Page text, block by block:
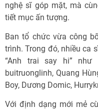
nghệ sĩ góp mặt, mà
tiết mục ấn tượng.
Ban tổ chức vừa công
trình. Trong đó, nhiều ca
“Anh trai say hi” như
buitruonglinh, Quang
Boy, Dương Domic,
Với định dạng mới mẻ